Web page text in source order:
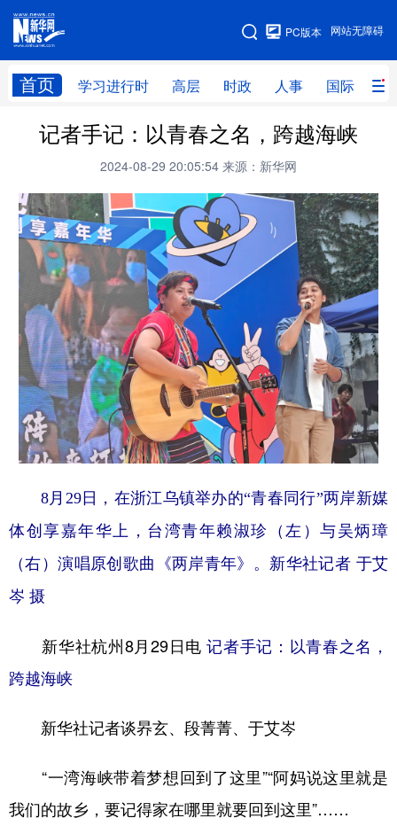
网站无障碍
PC版本
首页 学习进行时 高层 时政 人事 国际 财
网站地图
学习进行时 高层 时政 人事
财经 网评
台湾 思客智库 全球连线 教育
科技 科创 量子 体育
文化 书画 健康 军事
访谈 视频 图片 政务
法律 中央文件 金融 汽车
食品 人居 信息化 数字经济
学术中国 乡村振兴 银龄 溯源中国
彩票 娱乐 时尚 悦读
公益 一带一路 亚太网 上市公司
地方频道
北京
辽宁 吉林 上海
记者手记：以青春之名，跨越海峡
2024-08-29 20:05:54 来源：新华网
8月29日，在浙江乌镇举办的“青春同行”两岸新媒
体创享嘉年华上，台湾青年赖淑珍（左）与吴炳璋
（右）演唱原创歌曲《两岸青年》。新华社记者 于艾
岑 摄
新华社杭州8月29日电记者手记：以青春之名，
跨越海峡
新华社记者谈昦玄、段菁菁、于艾岑
“一湾海峡带着梦想回到了这里”“阿妈说这里就是
我们的故乡，要记得家在哪里就要回到这里”……